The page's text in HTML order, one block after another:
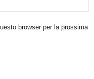
browser per la prossima